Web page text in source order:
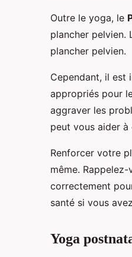
Outre le yoga, le
plancher pelvien.
plancher pelvien.
Cependant, il est
appropriés pour
aggraver les
peut vous aider à
Renforcer votre
même.
correctement
santé si vous
Yoga